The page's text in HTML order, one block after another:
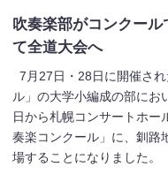
吹奏楽部がコンクー
て全道大会へ
7月27日・28日に開催さ
ル」の大学小編成の部にお
日から札幌コンサートホー
奏楽コンクール」に、釧路
場することになりました。